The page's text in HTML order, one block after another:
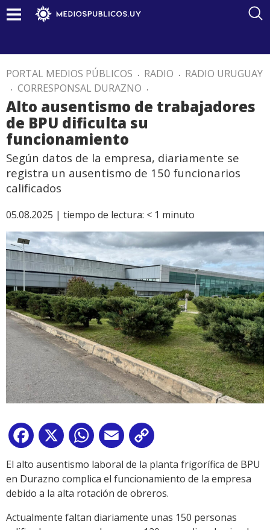
PORTAL MEDIOS PÚBLICOS . RADIO . RADIO URUGUAY
. CORRESPONSAL DURAZNO .
Alto ausentismo de trabajadores
de BPU dificulta su
funcionamiento
Según datos de la empresa, diariamente se
registra un ausentismo de 150 funcionarios
calificados
05.08.2025 | tiempo de lectura: < 1 minuto
Facebook
X WhatsApp
Email
Link
El alto ausentismo laboral de la planta frigorífica de BPU
en Durazno complica el funcionamiento de la empresa
debido a la alta rotación de obreros.
Actualmente faltan diariamente unas 150 personas